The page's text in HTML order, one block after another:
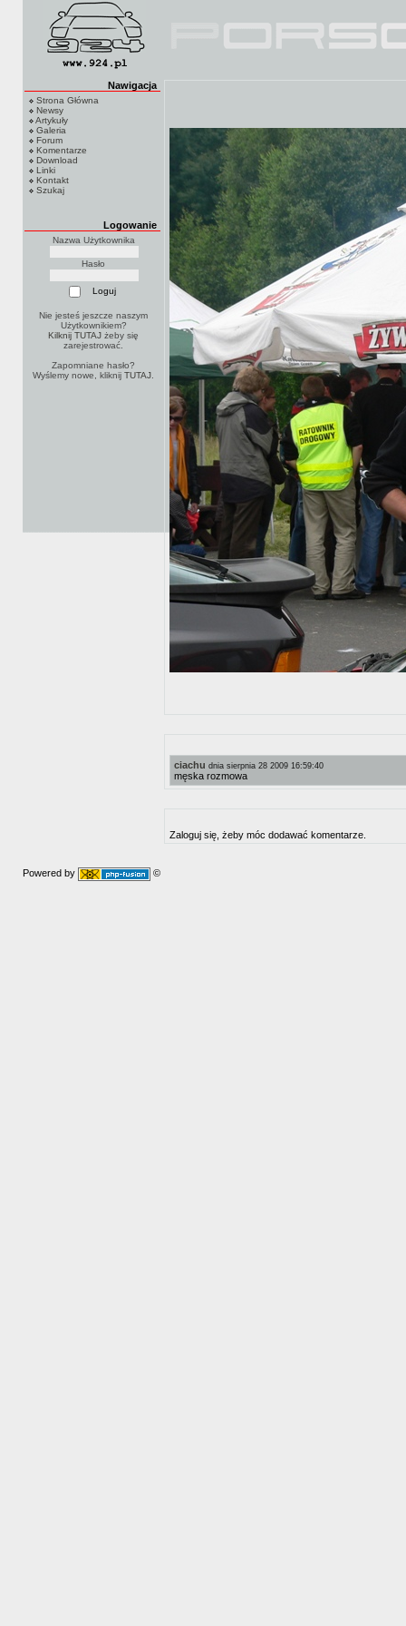
Nawigacja
Strona Główna
Newsy
Artykuły
Galeria
Forum
Komentarze
Download
Linki
Kontakt
Szukaj
Logowanie
Nazwa Użytkownika
Hasło
Nie jesteś jeszcze naszym
Użytkownikiem?
Kilknij TUTAJ żeby się
zarejestrować.
Zapomniane hasło?
Wyślemy nowe, kliknijTUTAJ
ciachu dnia sierpnia 28 2009 16:59:40
męska rozmowa
Zaloguj się, żeby móc dodawać komentarze.
Powered by ©